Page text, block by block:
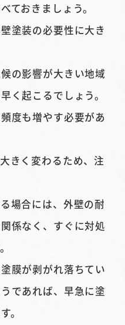
ておきましょう。
塗装の必要性に大き
の影響が大きい地域
く起こるでしょう。
度も増やす必要があ
きく変わるため、注
場合には、外壁の耐
係なく、すぐに対処
膜が剥がれ落ちてい
であれば、早急に塗
。